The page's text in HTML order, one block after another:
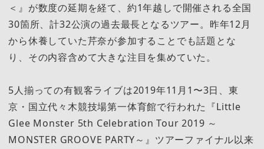
＜』が数度の延期を経て、約1年越しで開催される全国
30箇所、計32公演の過去最長となるツアー。昨年12月
から休養していた芹奈が参加することでも話題とな
り、その内容含めて大きな注目を集めていた。
5人揃っての有観客ライブは2019年11月1〜3日、東
京・国立代々木競技場第一体育館で行われた『Little
Glee Monster 5th Celebration Tour 2019 ～
MONSTER GROOVE PARTY～』ツアーファイナル以来